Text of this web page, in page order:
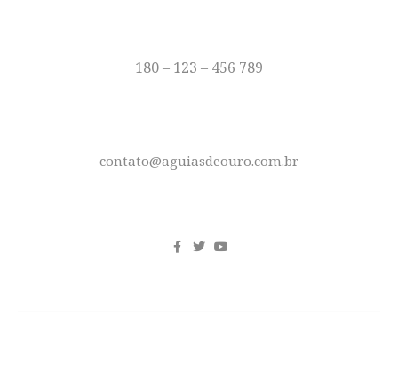
180 – 123 – 456 789
contato@aguiasdeouro.com.br